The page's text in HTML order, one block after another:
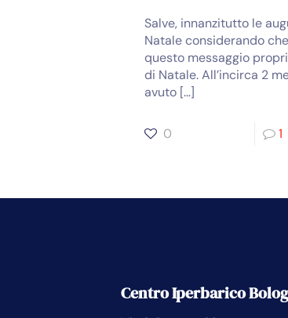
Salve, innanzitutto le
Natale considerando
questo messaggio
di Natale. All’incirca 2
avuto […]
0 1
Centro Iperbarico